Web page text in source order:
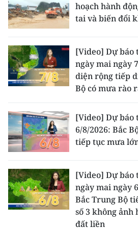
ENGLISH
中文
FRANÇAIS
РУССКИЙ
한국어
hoạch hành
tai và biến đổi
[Video] Dự báo
ngày mai ngày
diện rộng tiếp
Bộ có mưa rào
[Video] Dự báo
6/8/2026: Bắc
tiếp tục mưa
[Video] Dự báo
ngày mai ngày
Bắc Trung Bộ
số 3 không
đất liền